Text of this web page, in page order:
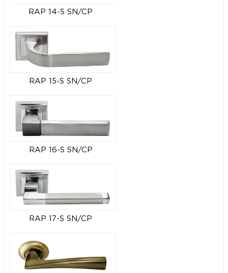
RAP 14-S SN/CP
RAP 15-S SN/CP
RAP 16-S SN/CP
RAP 17-S SN/CP